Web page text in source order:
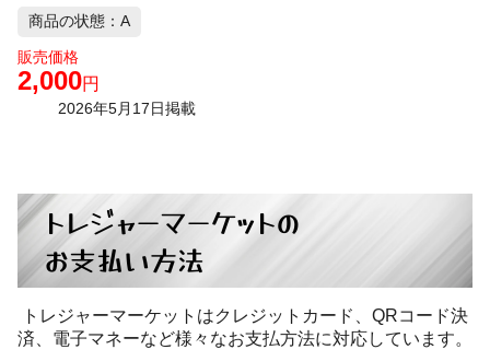
商品の状態：A
販売価格
2,000円
2026年5月17日掲載
トレジャーマーケットの
お支払い方法
トレジャーマーケットはクレジットカード、QRコード決
済、電子マネーなど様々なお支払方法に対応しています。